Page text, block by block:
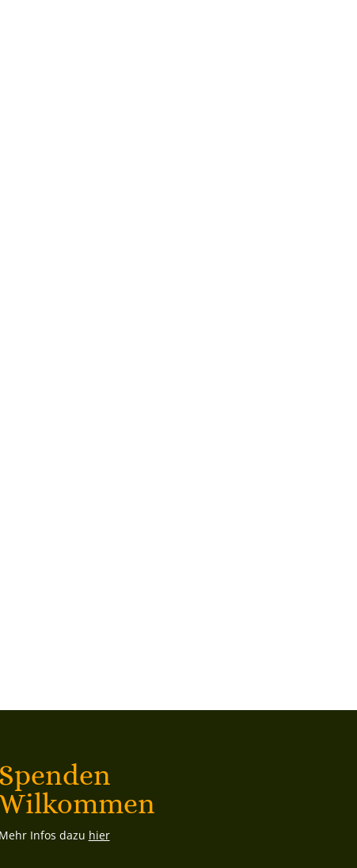
Spenden
Mehr Infos dazu hier